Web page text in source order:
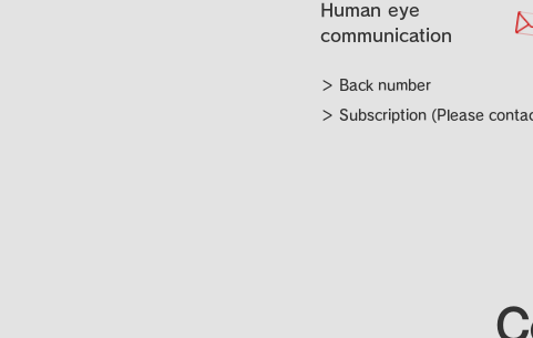
Human eye
communication
＞ Back number
＞ Subscription (Please